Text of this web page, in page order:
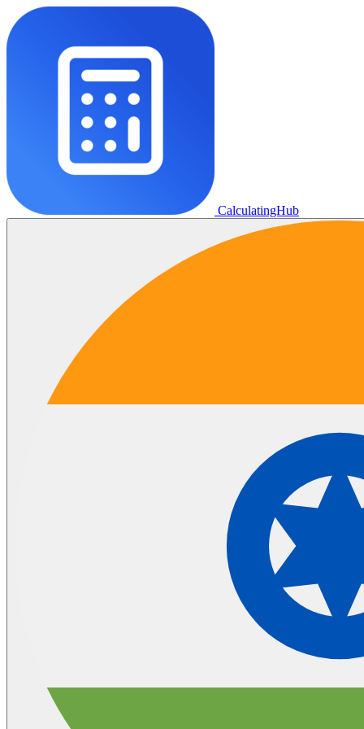
CalculatingHub